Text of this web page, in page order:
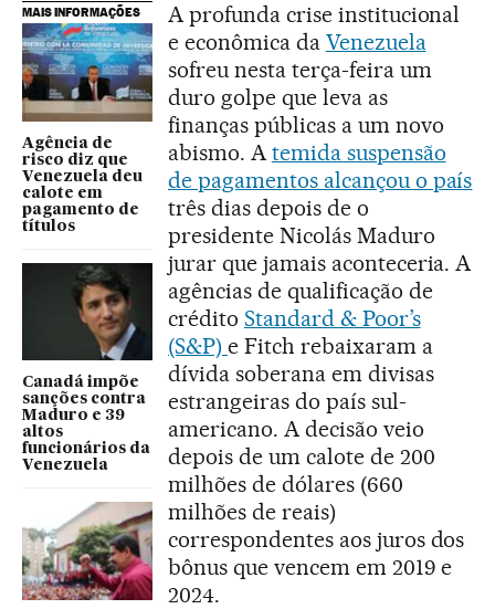
MAIS INFORMAÇÕES
Agência de
risco diz que
Venezuela deu
calote em
pagamento de
títulos
Canadá impõe
sanções contra
Maduro e 39
altos
funcionários da
Venezuela
A profunda crise institucional
e econômica da Venezuela
sofreu nesta terça-feira um
duro golpe que leva as
finanças públicas a um novo
abismo. Atemida suspensão
de pagamentos alcançou o país
três dias depois de o
presidente Nicolás Maduro
jurar que jamais aconteceria. A
agências de qualificação de
crédito Standard & Poor’s
(S&P) e Fitch rebaixaram a
dívida soberana em divisas
estrangeiras do país sul-
americano. A decisão veio
depois de um calote de 200
milhões de dólares (660
milhões de reais)
correspondentes aos juros dos
bônus que vencem em 2019 e
2024.